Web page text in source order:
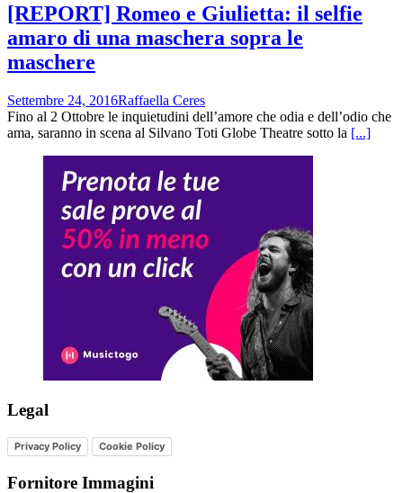
[REPORT] Romeo e Giulietta: il selfie
amaro di una maschera sopra le
maschere
Settembre 24, 2016Raffaella Ceres
Fino al 2 Ottobre le inquietudini dell’amore che odia e dell’odio che
ama, saranno in scena al Silvano Toti Globe Theatre sotto la [...]
Legal
Privacy Policy Cookie Policy
Fornitore Immagini